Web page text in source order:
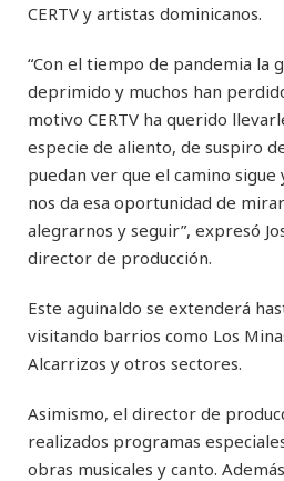
CERTV y artistas dominicanos.
“Con el tiempo de pandemia la
deprimido y muchos han
motivo CERTV ha querido
especie de aliento, de suspiro
puedan ver que el camino
nos da esa oportunidad de
alegrarnos y seguir”, expresó
director de producción.
Este aguinaldo se extenderá
visitando barrios como Los
Alcarrizos y otros sectores.
Asimismo, el director de
realizados programas
obras musicales y canto.